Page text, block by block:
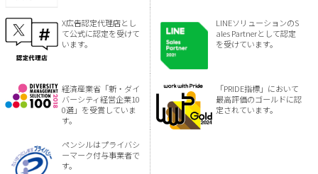
X広告認定代理店とし
て公式に認定を受けて
います。
LINEソリューションのS
ales Partnerとして認定
を受けています。
経済産業省「新・ダイ
バーシティ経営企業10
0選」を受賞していま
す。
「PRIDE指標」において
最高評価のゴールドに認
定されています。
ペンシルはプライバシ
ーマーク付与事業者で
す。